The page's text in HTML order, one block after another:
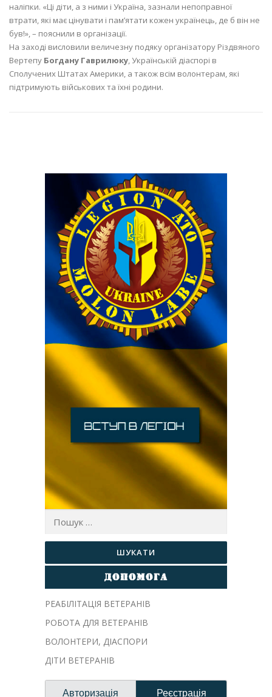
наліпки. «Ці діти, а з ними і Україна, зазнали непоправної
втрати, які має цінувати і пам’ятати кожен українець, де б він не
був!», – пояснили в організації.
На заході висловили величезну подяку організатору Різдвяного
Вертепу Богдану Гаврилюку, Українській діаспорі в
Сполучених Штатах Америки, а також всім волонтерам, які
підтримують військових та їхні родини.
ДОПОМОГА
РЕАБІЛІТАЦІЯ ВЕТЕРАНІВ
РОБОТА ДЛЯ ВЕТЕРАНІВ
ВОЛОНТЕРИ, ДIАСПОРИ
ДІТИ ВЕТЕРАНІВ
Авторизація Реєстрація